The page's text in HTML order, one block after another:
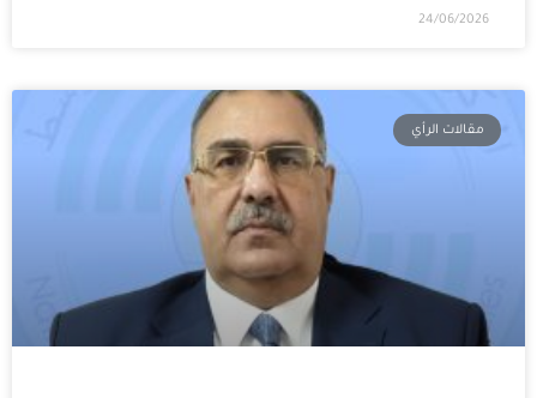
24/06/2026
مقالات الرأي